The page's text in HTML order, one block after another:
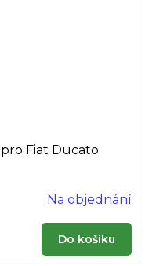
Fiat Ducato
Na objednání
Do košíku